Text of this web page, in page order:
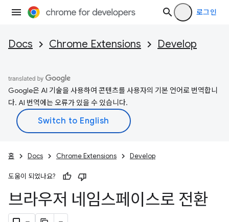
로그인
Docs Chrome Extensions Develop
Google은 AI 기술을 사용하여 콘텐츠를 사용자의 기본 언어로 번역합니
다. AI 번역에는 오류가 있을 수 있습니다.
홈 Docs Chrome Extensions Develop
도움이 되었나요?
브라우저 네임스페이스로 전환